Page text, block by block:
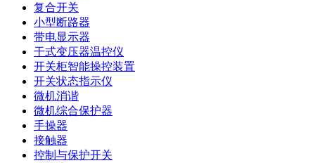
复合开关
小型断路器
带电显示器
干式变压器温控仪
开关柜智能操控装置
开关状态指示仪
微机消谐
微机综合保护器
手操器
接触器
控制与保护开关